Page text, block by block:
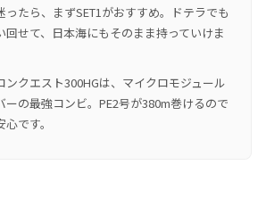
ったら、まずSET1がおすすめ。ドテラでも
回せて、日本海にもそのまま持っていけま
ンクエスト300HGは、マイクロモジュール
ーの最強コンビ。PE2号が380m巻けるので
です。